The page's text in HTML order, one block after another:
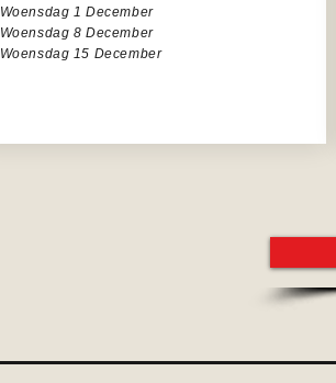
Woensdag 1 December
Woensdag 8 December
Woensdag 15 December